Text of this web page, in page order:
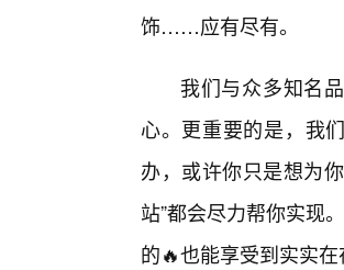
饰……应有尽有。
我们与众多知名
心。更重要的是，我
办，或许你只是想为
站”都会尽力帮你实现
的🔥也能享受到实实在